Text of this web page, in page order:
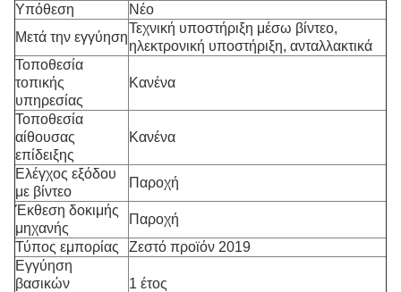
Υπόθεση
Νέο
Μετά την εγγύηση
Τεχνική υποστήριξη μέσω βίντεο,
ηλεκτρονική υποστήριξη, ανταλλακτικά
Τοποθεσία
τοπικής
υπηρεσίας
Κανένα
Τοποθεσία
αίθουσας
επίδειξης
Κανένα
Ελέγχος εξόδου
με βίντεο
Παροχή
Έκθεση δοκιμής
μηχανής
Παροχή
Τύπος εμπορίας
Ζεστό προϊόν 2019
Εγγύηση
βασικών
1 έτος